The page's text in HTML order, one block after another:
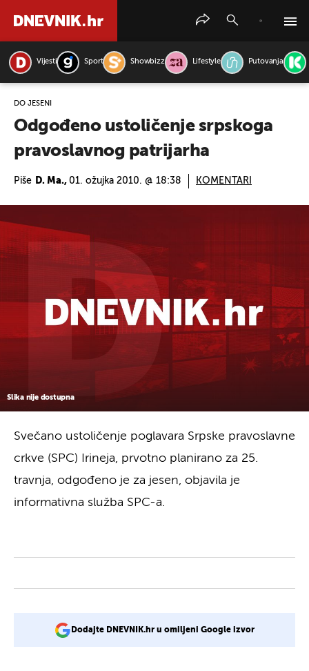
Vijesti Sport Showbizz Lifestyle Putovanja
DO JESENI
Odgođeno ustoličenje srpskoga
pravoslavnog patrijarha
Piše D. Ma., 01. ožujka 2010. @ 18:38 KOMENTARI
Slika nije dostupna
Svečano ustoličenje poglavara Srpske pravoslavne
crkve (SPC) Irineja, prvotno planirano za 25.
travnja, odgođeno je za jesen, objavila je
informativna služba SPC-a.
Dodajte DNEVNIK.hr u omiljeni Google izvor
PRETRAŽITE VIJESTI